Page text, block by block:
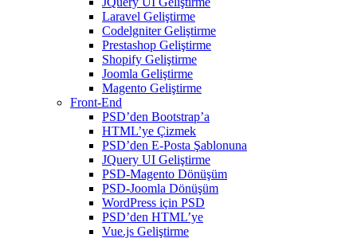
Laravel Geliştirme
Codelgniter Geliştirme
Prestashop Geliştirme
Shopify Geliştirme
Joomla Geliştirme
Magento Geliştirme
Front-End
PSD’den Bootstrap’a
HTML’ye Çizmek
PSD’den E-Posta Şablonuna
JQuery UI Geliştirme
PSD-Magento Dönüşüm
PSD-Joomla Dönüşüm
WordPress için PSD
PSD’den HTML’ye
Vue.js Geliştirme